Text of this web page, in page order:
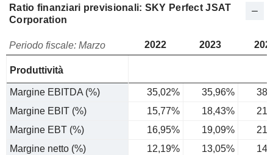
Ratio finanziari previsionali: SKY Perfect JSAT
Corporation
Periodo fiscale: Marzo 2022 2023
Produttività
Margine EBITDA (%) 35,02% 35,96%
Margine EBIT (%)
15,77% 18,43%
Margine EBT (%)
16,95% 19,09%
Margine netto (%)
12,19% 13,05%